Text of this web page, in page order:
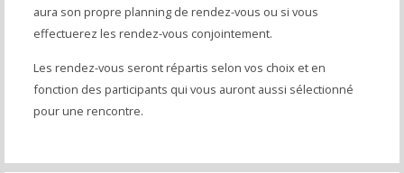
aura son propre planning de rendez-vous ou si vous
effectuerez les rendez-vous conjointement.
Les rendez-vous seront répartis selon vos choix et en
fonction des participants qui vous auront aussi sélectionné
pour une rencontre.